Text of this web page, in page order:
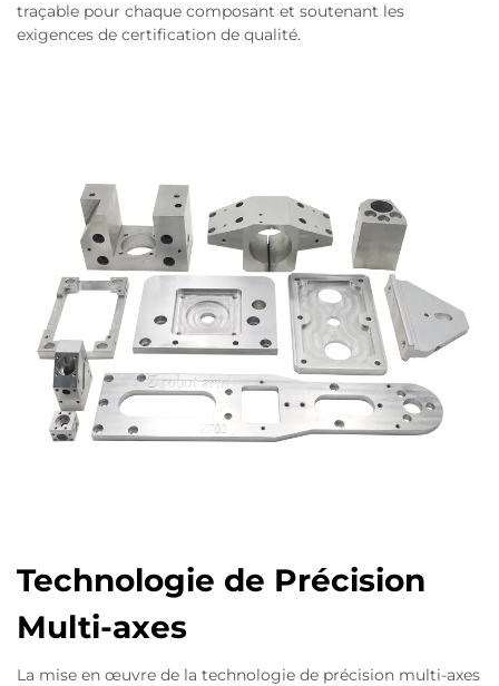
traçable pour chaque composant et soutenant les
exigences de certification de qualité.
Technologie de Précision
Multi-axes
La mise en œuvre de la technologie de précision multi-axes